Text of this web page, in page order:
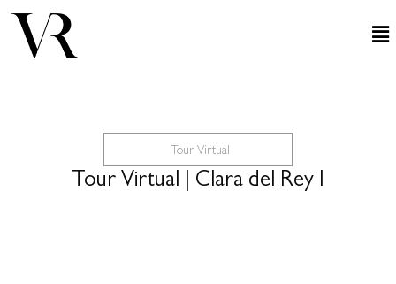
Tour Virtual
Tour Virtual | Clara del Rey I